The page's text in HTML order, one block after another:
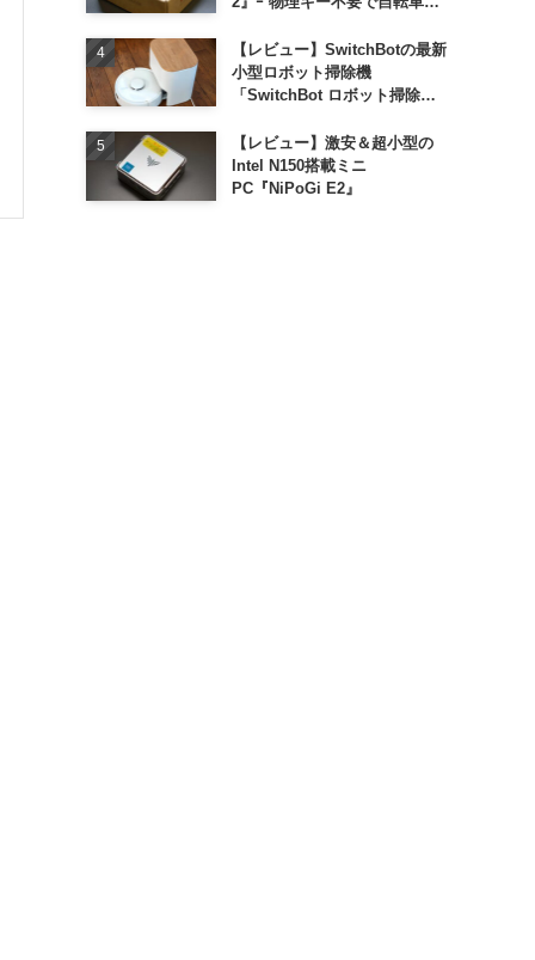
【レビュー】SwitchBotの最新
小型ロボット掃除機
「SwitchBot ロボット掃除機
【レビュー】激安＆超小型の
Intel N150搭載ミニ
PC『NiPoGi E2』